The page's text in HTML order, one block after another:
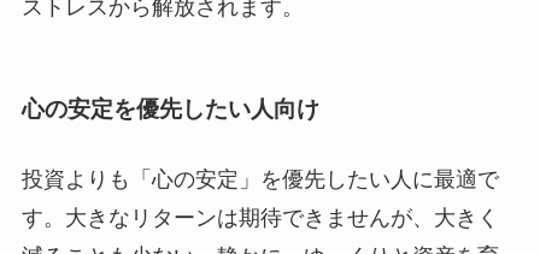
ストレスから解放されます。
心の安定を優先したい人向け
投資よりも「心の安定」を優先したい人に最適で
す。大きなリターンは期待できませんが、大きく